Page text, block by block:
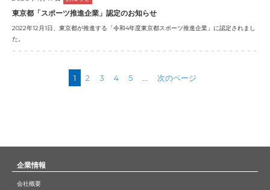
東京都「スポーツ推進企業」認定のお知らせ
2022年12月1日、東京都が推進する「令和4年度東京都スポーツ推進企業」に認定されまし
た。
1 2 3 4 5 次のページ
企業情報
会社概要